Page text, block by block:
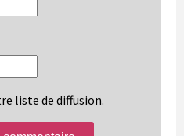
liste de diffusion.